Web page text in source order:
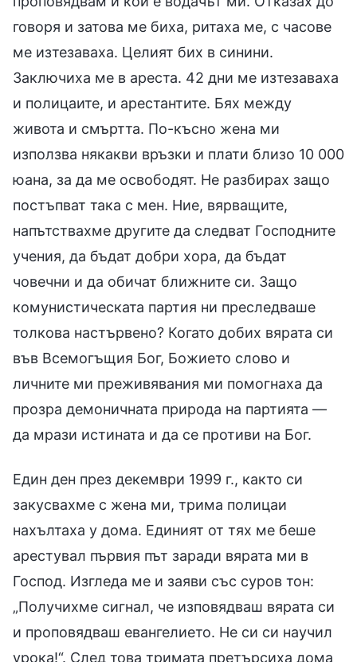
говоря и затова ме биха, ритаха ме, с часове
ме изтезаваха. Целият бих в синини.
Заключиха ме в ареста. 42 дни ме изтезаваха
и полицаите, и арестантите. Бях между
живота и смъртта. По-късно жена ми
използва някакви връзки и плати близо 10 000
юана, за да ме освободят. Не разбирах защо
постъпват така с мен. Ние, вярващите,
напътствахме другите да следват Господните
учения, да бъдат добри хора, да бъдат
човечни и да обичат ближните си. Защо
комунистическата партия ни преследваше
толкова настървено? Когато добих вярата си
във Всемогъщия Бог, Божието слово и
личните ми преживявания ми помогнаха да
прозра демоничната природа на партията —
да мрази истината и да се противи на Бог.
Един ден през декември 1999 г., както си
закусвахме с жена ми, трима полицаи
нахълтаха у дома. Единият от тях ме беше
арестувал първия път заради вярата ми в
Господ. Изгледа ме и заяви със суров тон:
„Получихме сигнал, че изповядваш вярата си
и проповядваш евангелието. Не си си научил
урока!“. След това тримата претърсиха дома